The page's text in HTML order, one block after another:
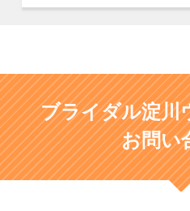
ブライダル淀川
お問い